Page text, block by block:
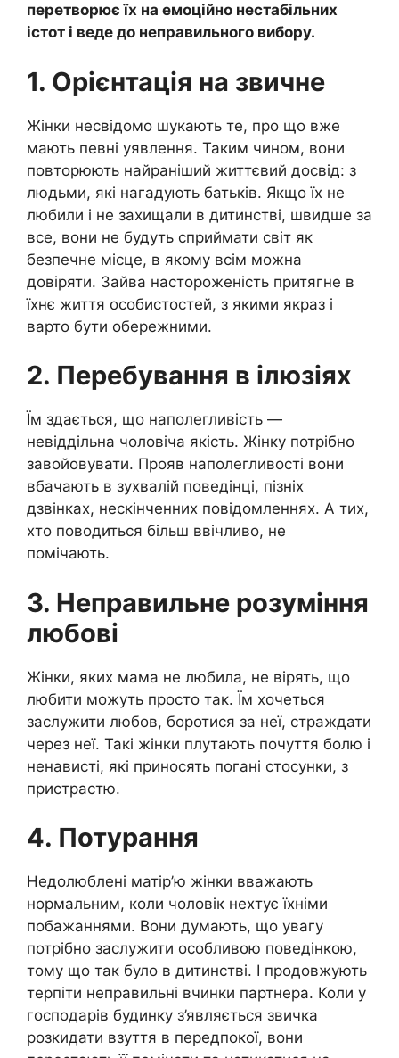
перетворює їх на емоційно нестабільних
істот і веде до неправильного вибору.
1. Орієнтація на звичне
Жінки несвідомо шукають те, про що вже
мають певні уявлення. Таким чином, вони
повторюють найраніший життєвий досвід: з
людьми, які нагадують батьків. Якщо їх не
любили і не захищали в дитинстві, швидше за
все, вони не будуть сприймати світ як
безпечне місце, в якому всім можна
довіряти. Зайва настороженість притягне в
їхнє життя особистостей, з якими якраз і
варто бути обережними.
2. Перебування в ілюзіях
Їм здається, що наполегливість —
невіддільна чоловіча якість. Жінку потрібно
завойовувати. Прояв наполегливості вони
вбачають в зухвалій поведінці, пізніх
дзвінках, нескінченних повідомленнях. А тих,
хто поводиться більш ввічливо, не
помічають.
3. Неправильне розуміння
любові
Жінки, яких мама не любила, не вірять, що
любити можуть просто так. Їм хочеться
заслужити любов, боротися за неї, страждати
через неї. Такі жінки плутають почуття болю і
ненависті, які приносять погані стосунки, з
пристрастю.
4. Потурання
Недолюблені матір’ю жінки вважають
нормальним, коли чоловік нехтує їхніми
побажаннями. Вони думають, що увагу
потрібно заслужити особливою поведінкою,
тому що так було в дитинстві. І продовжують
терпіти неправильні вчинки партнера. Коли у
господарів будинку з’являється звичка
розкидати взуття в передпокої, вони